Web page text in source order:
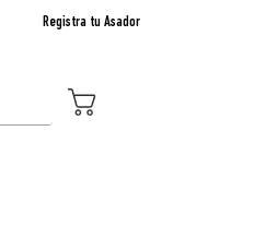
Registra tu Asador